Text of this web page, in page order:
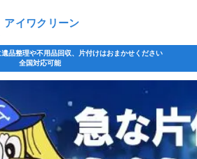
アイワクリーン